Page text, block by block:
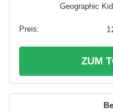
Geographic
ZUM